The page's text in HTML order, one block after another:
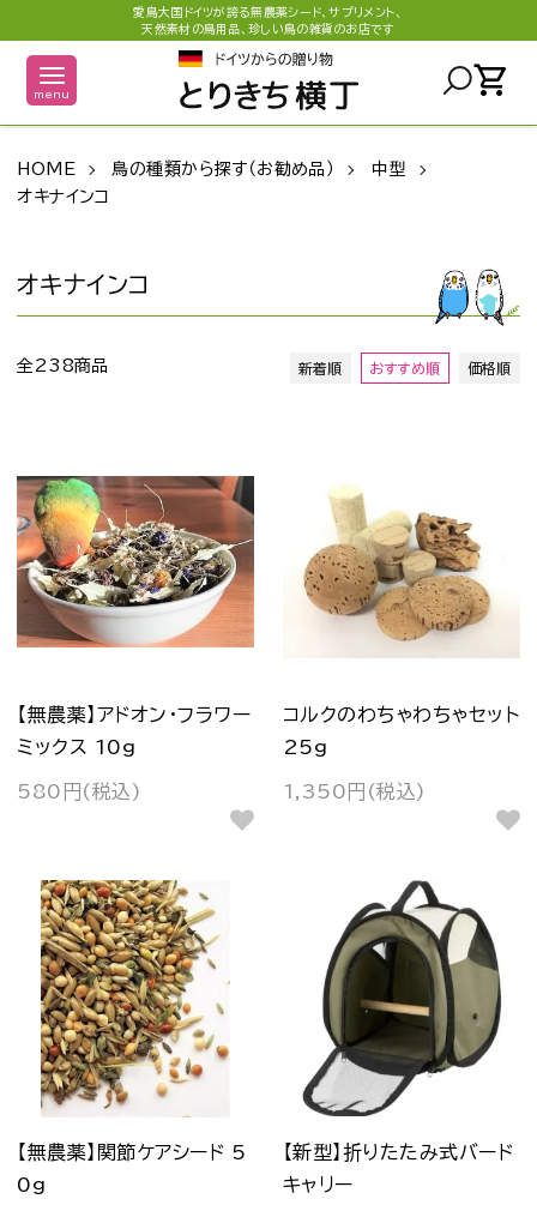
愛鳥大国ドイツが誇る無農薬シード、サプリメント、
天然素材の鳥用品、珍しい鳥の雑貨のお店です
menu shopping_cart
HOME 鳥の種類から探す（お勧め品）
中型
オキナインコ
オキナインコ
全238商品 新着順 おすすめ順 価格順
【無農薬】アドオン・フラワー
ミックス 10g
580円(税込)
コルクのわちゃわちゃセット
25g
1,350円(税込)
【無農薬】関節ケアシード 5
0g
【新型】折りたたみ式バード
キャリー